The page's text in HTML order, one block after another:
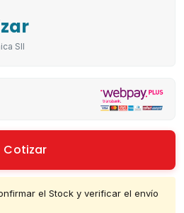
SII
Cotizar
el Stock y verificar el envío